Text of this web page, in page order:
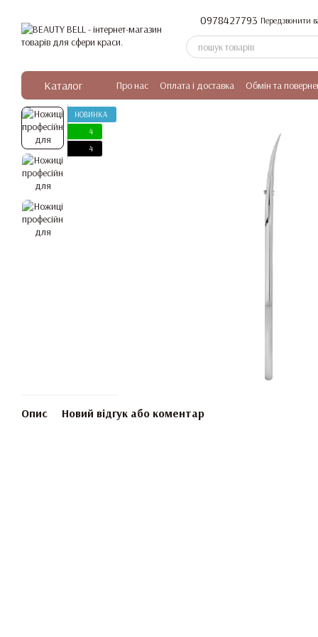
0978427793 Передзвонити
Каталог Про нас Оплата і доставка Обмін та
НОВИНКА
4
4
Опис Новий відгук або коментар